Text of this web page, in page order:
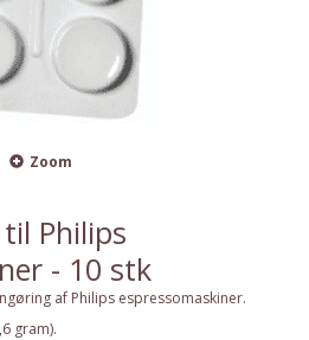
Zoom
Philips
- 10 stk
af Philips espressomaskiner.
gram).